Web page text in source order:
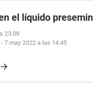
el líquido
23:09
- 7 may 2022 a las 14:45